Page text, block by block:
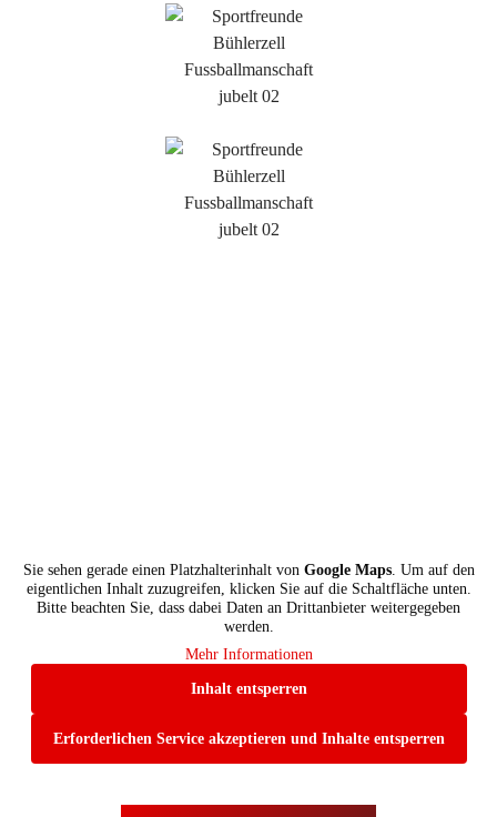
Sie sehen gerade einen Platzhalterinhalt von Google Maps. Um auf den
eigentlichen Inhalt zuzugreifen, klicken Sie auf die Schaltfläche unten.
Bitte beachten Sie, dass dabei Daten an Drittanbieter weitergegeben
werden.
Mehr Informationen
Inhalt entsperren
Erforderlichen Service akzeptieren und Inhalte entsperren